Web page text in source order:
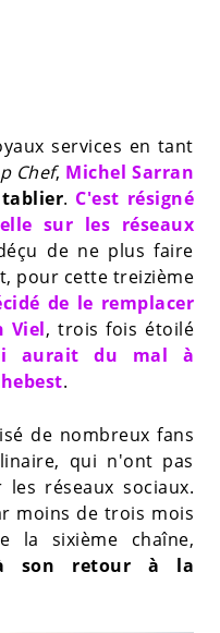
services en tant
Chef, Michel Sarran
. C'est résigné
sur les réseaux
de ne plus faire
pour cette treizième
de le remplacer
Viel, trois fois étoilé
aurait du mal à
.
de nombreux fans
qui n'ont pas
réseaux sociaux.
moins de trois mois
la sixième chaîne,
son retour à la